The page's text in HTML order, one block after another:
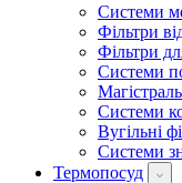
Системи
Фільтри
Фільтри
Системи
Системи
Вугільні
Системи
Термопосуд